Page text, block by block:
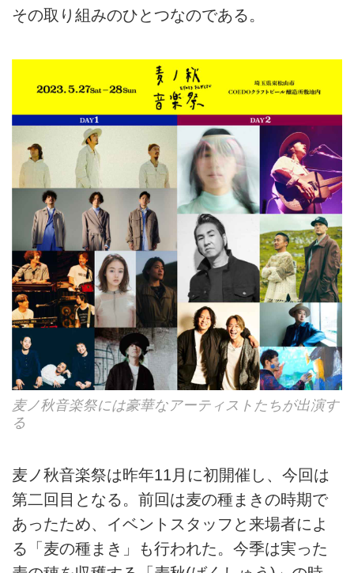
その取り組みのひとつなのである。
⻨ノ秋⾳楽祭には豪華なアーティストたちが出演す
る
⻨ノ秋⾳楽祭は昨年11月に初開催し、今回は
第二回目となる。前回は麦の種まきの時期で
あったため、イベントスタッフと来場者によ
る「麦の種まき」も行われた。今季は実った